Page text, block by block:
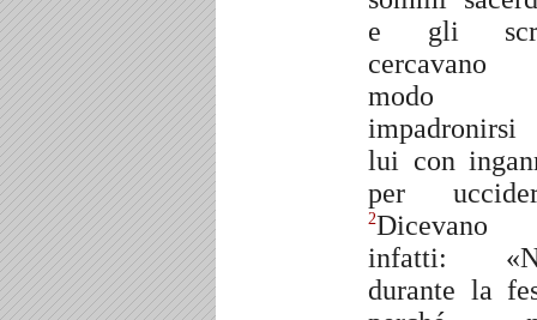
e gli
modo
lui con
per
2Dicevano
infatti:
durante la